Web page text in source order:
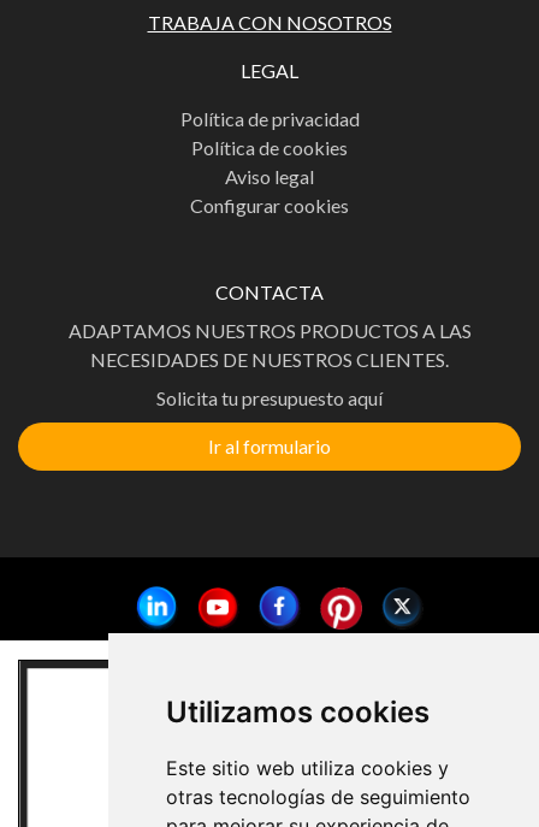
Utilizamos cookies
Este sitio web utiliza cookies y
otras tecnologías de seguimiento
TRABAJA CON NOSOTROS
LEGAL
Política de privacidad
Política de cookies
Aviso legal
Configurar cookies
CONTACTA
ADAPTAMOS NUESTROS PRODUCTOS A LAS
NECESIDADES DE NUESTROS CLIENTES.
Solicita tu presupuesto aquí
Ir al formulario